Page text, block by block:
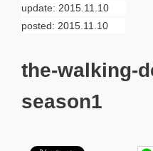
update: 2015.11.10
posted: 2015.11.10
the-walking-
season1